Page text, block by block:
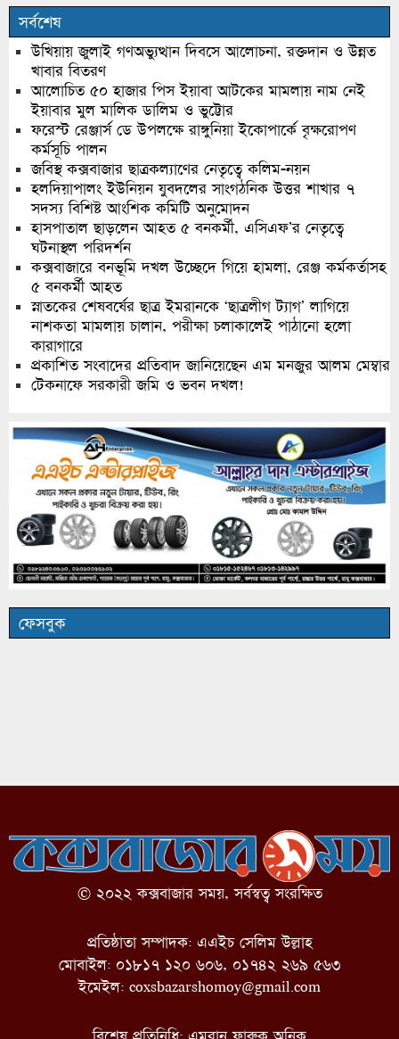
সর্বশেষ
উখিয়ায় জুলাই গণঅভ্যুত্থান দিবসে আলোচনা, রক্তদান ও উন্নত
খাবার বিতরণ
আলোচিত ৫০ হাজার পিস ইয়াবা আটকের মামলায় নাম নেই
ইয়াবার মুল মালিক ডালিম ও ভুট্টোর
ফরেস্ট রেঞ্জার্স ডে উপলক্ষে রাঙ্গুনিয়া ইকোপার্কে বৃক্ষরোপণ
কর্মসূচি পালন
জবিস্থ কক্সবাজার ছাত্রকল্যাণের নেতৃত্বে কলিম-নয়ন
হলদিয়াপালং ইউনিয়ন যুবদলের সাংগঠনিক উত্তর শাখার ৭
সদস্য বিশিষ্ট আংশিক কমিটি অনুমোদন
হাসপাতাল ছাড়লেন আহত ৫ বনকর্মী, এসিএফ’র নেতৃত্বে
ঘটনাস্থল পরিদর্শন
কক্সবাজারে বনভূমি দখল উচ্ছেদে গিয়ে হামলা, রেঞ্জ কর্মকর্তাসহ
৫ বনকর্মী আহত
স্নাতকের শেষবর্ষের ছাত্র ইমরানকে ‘ছাত্রলীগ ট্যাগ’ লাগিয়ে
নাশকতা মামলায় চালান, পরীক্ষা চলাকালেই পাঠানো হলো
কারাগারে
প্রকাশিত সংবাদের প্রতিবাদ জানিয়েছেন এম মনজুর আলম মেম্বার
টেকনাফে সরকারী জমি ও ভবন দখল!
ফেসবুক
© ২০২২ কক্সবাজার সময়, সর্বস্বত্ব সংরক্ষিত
প্রতিষ্ঠাতা সম্পাদক: এএইচ সেলিম উল্লাহ
মোবাইল: ০১৮১৭ ১২০ ৬০৬, ০১৭৪২ ২৬৯ ৫৬৩
ইমেইল: coxsbazarshomoy@gmail.com